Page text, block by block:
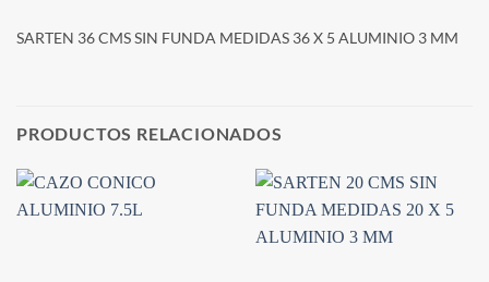
SARTEN 36 CMS SIN FUNDA MEDIDAS 36 X 5 ALUMINIO 3 MM
PRODUCTOS RELACIONADOS